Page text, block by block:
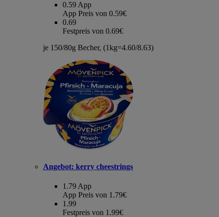
0.59 App
App Preis von 0.59€
0.69
Festpreis von 0.69€
je 150/80g Becher, (1kg=4.60/8.63)
Angebot: kerry cheestrings
1.79 App
App Preis von 1.79€
1.99
Festpreis von 1.99€